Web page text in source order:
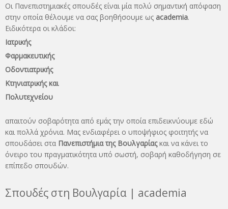
Οι Πανεπιστημιακές σπουδές είναι μία πολύ σημαντική απόφαση
στην οποία θέλουμε να σας βοηθήσουμε ως academia.
Ειδικότερα οι κλάδοι:
Ιατρικής
Φαρμακευτικής
Οδοντιατρικής
Κτηνιατρικής και
Πολυτεχνείου
απαιτούν σοβαρότητα από εμάς την οποία επιδεικνύουμε εδώ
και πολλά χρόνια. Μας ενδιαφέρει ο υποψήφιος φοιτητής να
σπουδάσει στα Πανεπιστήμια της Βουλγαρίαςκαι να κάνει το
όνειρo του πραγματικότητα υπό σωστή, σοβαρή καθοδήγηση σε
επίπεδο σπουδών.
Σπουδές στη Βουλγαρία | academia